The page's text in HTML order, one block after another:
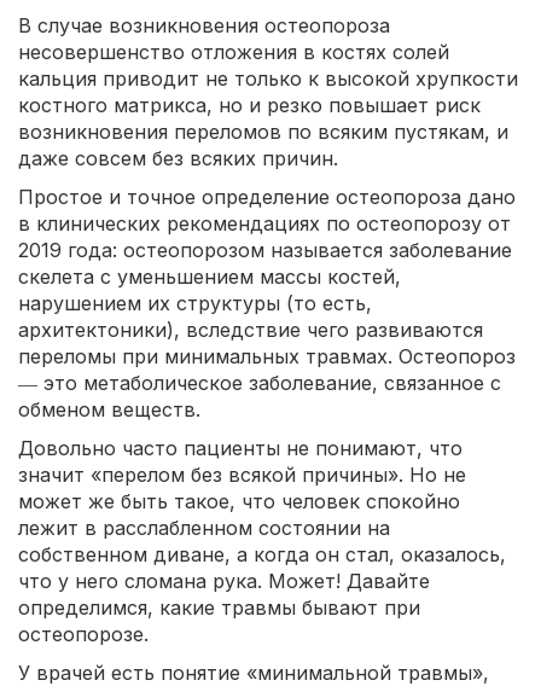
В случае возникновения остеопороза
несовершенство отложения в костях солей
кальция приводит не только к высокой хрупкости
костного матрикса, но и резко повышает риск
возникновения переломов по всяким пустякам, и
даже совсем без всяких причин.
Простое и точное определение остеопороза дано
в клинических рекомендациях по остеопорозу от
2019 года: остеопорозом называется заболевание
скелета с уменьшением массы костей,
нарушением их структуры (то есть,
архитектоники), вследствие чего развиваются
переломы при минимальных травмах. Остеопороз
― это метаболическое заболевание, связанное с
обменом веществ.
Довольно часто пациенты не понимают, что
значит «перелом без всякой причины». Но не
может же быть такое, что человек спокойно
лежит в расслабленном состоянии на
собственном диване, а когда он стал, оказалось,
что у него сломана рука. Может! Давайте
определимся, какие травмы бывают при
остеопорозе.
У врачей есть понятие «минимальной травмы»,